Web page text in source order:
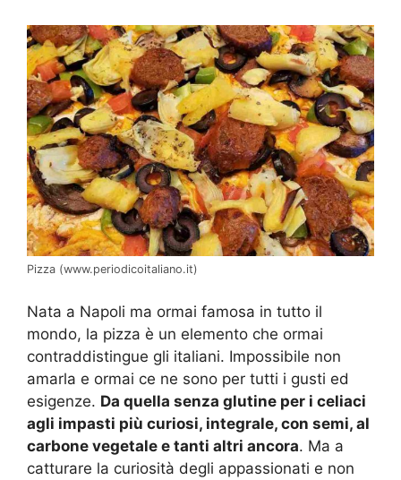
Pizza (www.periodicoitaliano.it)
Nata a Napoli ma ormai famosa in tutto il
mondo, la pizza è un elemento che ormai
contraddistingue gli italiani. Impossibile non
amarla e ormai ce ne sono per tutti i gusti ed
esigenze. Da quella senza glutine per i celiaci
agli impasti più curiosi, integrale, con semi, al
carbone vegetale e tanti altri ancora. Ma a
catturare la curiosità degli appassionati e non